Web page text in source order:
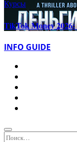
Курсы
TikTok Money
INFO GUIDE
Найти: